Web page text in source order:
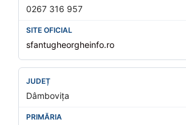
0267 316 957
sfantugheorgheinfo.ro
Dâmbovița